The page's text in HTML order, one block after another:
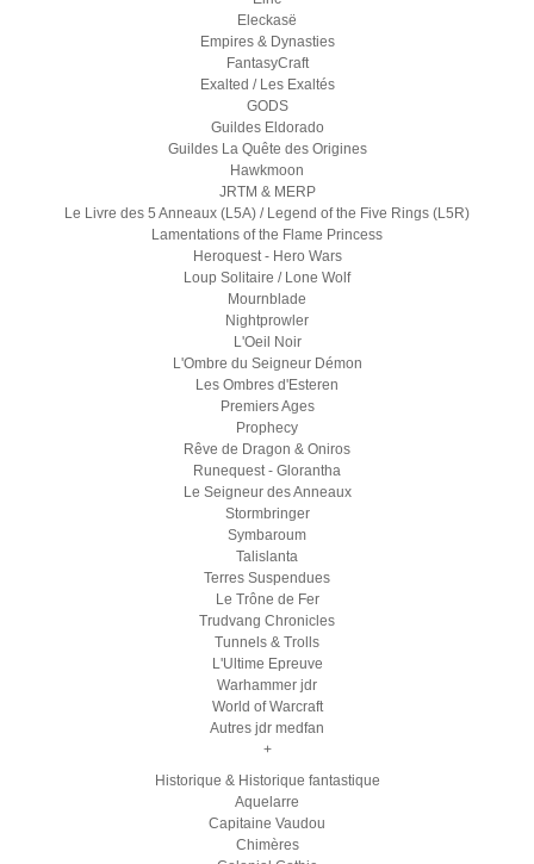
Eleckasë
Empires & Dynasties
FantasyCraft
Exalted / Les Exaltés
GODS
Guildes Eldorado
Guildes La Quête des Origines
Hawkmoon
JRTM & MERP
Le Livre des 5 Anneaux (L5A) / Legend of the Five Rings (L5R)
Lamentations of the Flame Princess
Heroquest - Hero Wars
Loup Solitaire / Lone Wolf
Mournblade
Nightprowler
L'Oeil Noir
L'Ombre du Seigneur Démon
Les Ombres d'Esteren
Premiers Ages
Prophecy
Rêve de Dragon & Oniros
Runequest - Glorantha
Le Seigneur des Anneaux
Stormbringer
Symbaroum
Talislanta
Terres Suspendues
Le Trône de Fer
Trudvang Chronicles
Tunnels & Trolls
L'Ultime Epreuve
Warhammer jdr
World of Warcraft
Autres jdr medfan
+
Historique & Historique fantastique
Aquelarre
Capitaine Vaudou
Chimères